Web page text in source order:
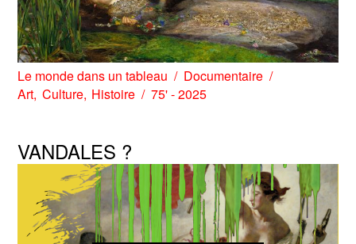
Le monde dans un tableau
Documentaire
Art Culture Histoire 75' - 2025
VANDALES ?